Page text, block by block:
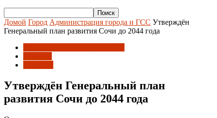
Домой Город Администрация города и ГСС Утверждён
Генеральный план развития Сочи до 2044 года
Утверждён Генеральный план
развития Сочи до 2044 года